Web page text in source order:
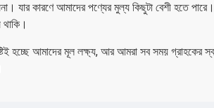
যার কারণে আমাদের পণ্যের মুল্য কিছুটা বেশী হতে
থাকি।
হচ্ছে আমাদের মূল লক্ষ্য, আর আমরা সব সময় গ্রাহকের